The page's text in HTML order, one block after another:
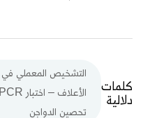
كلمات
دلالية
التشخيص المعملي في
تحصين الدواجن